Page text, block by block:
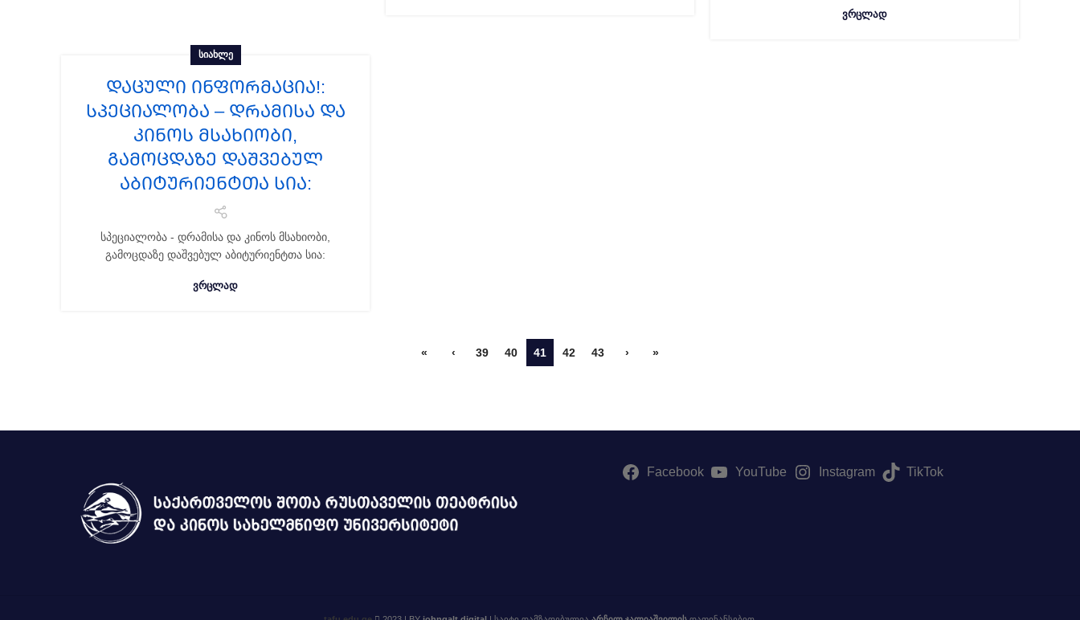
ᲕᲠᲪᲚᲐᲓ
ᲡᲘᲐᲮᲚᲔ
ᲓᲐᲪᲣᲚᲘ ᲘᲜᲤᲝᲠᲛᲐᲪᲘᲐ!:
სპეციალობა – დრამისა და
კინოს მსახიობი,
გამოცდაზე დაშვებულ
აბიტურიენტთა სია:
სპეციალობა - დრამისა და კინოს მსახიობი,
გამოცდაზე დაშვებულ აბიტურიენტთა სია:
ᲕᲠᲪᲚᲐᲓ
« ‹ 39 40 41 42 43 › »
Facebook YouTube Instagram TikTok